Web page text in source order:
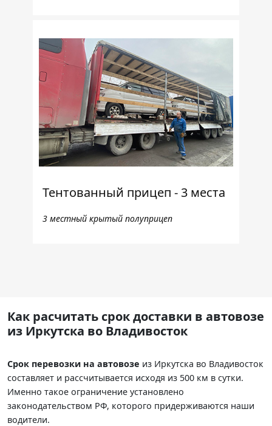
Тентованный прицеп - 3 места
3 местный крытый полуприцеп
Как расчитать срок доставки в автовозе
из Иркутска во Владивосток
Срок перевозки на автовозе из Иркутска во Владивосток
составляет и рассчитывается исходя из 500 км в сутки.
Именно такое ограничение установлено
законодательством РФ, которого придерживаются наши
водители.